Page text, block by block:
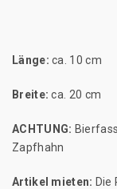
Länge: ca. 10 cm
Breite: ca. 20 cm
ACHTUNG:
Zapfhahn
Artikel mieten: Die